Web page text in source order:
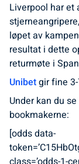
Liverpool har et
løpet av
resultat i dette
returmøte i
Unibetgir fine
Under kan du
bookmakerne:
[odds data-